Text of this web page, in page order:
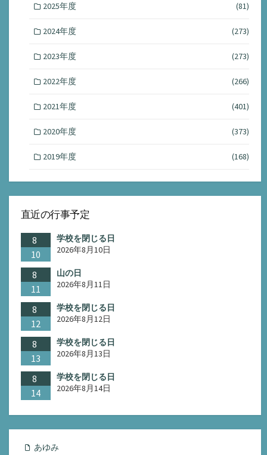
2025年度 (81)
2024年度 (273)
2023年度 (273)
2022年度 (266)
2021年度 (401)
2020年度 (373)
2019年度 (168)
直近の行事予定
8
10
学校を閉じる日
2026年8月10日
8
11
山の日
2026年8月11日
8
12
学校を閉じる日
2026年8月12日
8
13
学校を閉じる日
2026年8月13日
8
14
学校を閉じる日
2026年8月14日
あゆみ